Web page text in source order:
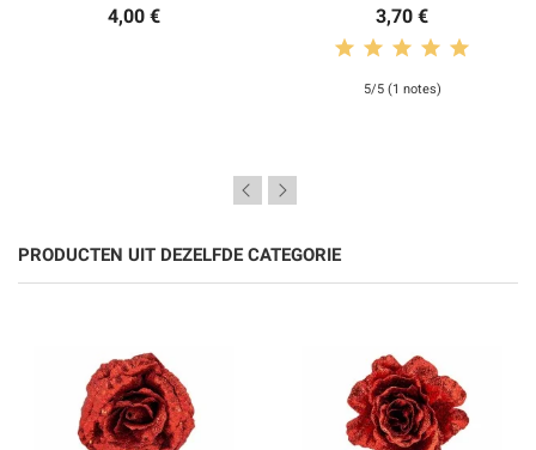
4,00 € 3,70 €
5/5 (1 notes)
PRODUCTEN UIT DEZELFDE CATEGORIE